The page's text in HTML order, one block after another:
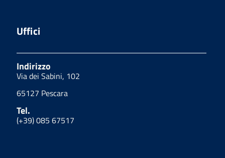
Uffici
Indirizzo
Via dei Sabini, 102
65127 Pescara
Tel.
(+39) 085 67517